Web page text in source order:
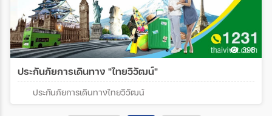
ประกันภัยการเดินทาง "ไทยวิวัฒน์"
398
ประกันภัยการเดินทางไทยวิวัฒน์